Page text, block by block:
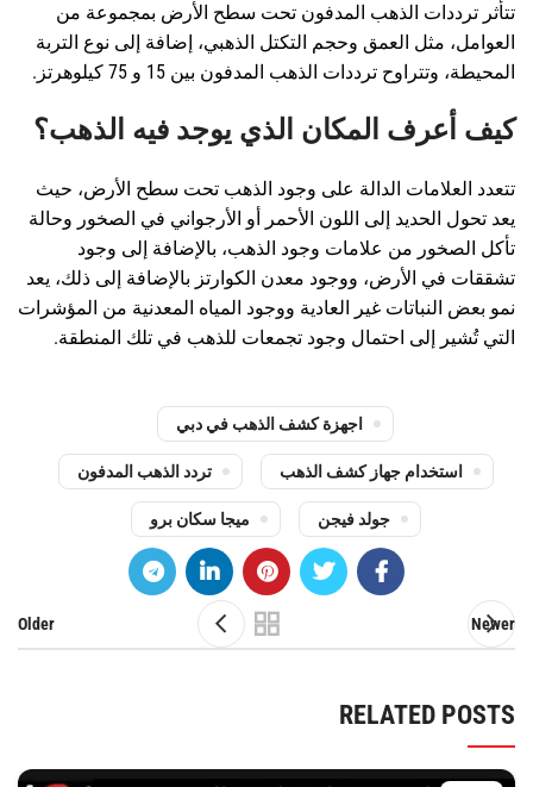
تتأثر ترددات الذهب المدفون تحت سطح الأرض بمجموعة من
العوامل، مثل العمق وحجم التكتل الذهبي، إضافة إلى نوع التربة
المحيطة، وتتراوح ترددات الذهب المدفون بين 15 و 75 كيلوهرتز.
كيف أعرف المكان الذي يوجد فيه الذهب؟
تتعدد العلامات الدالة على وجود الذهب تحت سطح الأرض، حيث
يعد تحول الحديد إلى اللون الأحمر أو الأرجواني في الصخور وحالة
تأكل الصخور من علامات وجود الذهب، بالإضافة إلى وجود
تشققات في الأرض، ووجود معدن الكوارتز بالإضافة إلى ذلك، يعد
نمو بعض النباتات غير العادية ووجود المياه المعدنية من المؤشرات
التي تُشير إلى احتمال وجود تجمعات للذهب في تلك المنطقة.
اجهزة كشف الذهب في دبي
استخدام جهاز كشف الذهب تردد الذهب المدفون
جولد فيجن ميجا سكان برو
Newer
Older
RELATED POSTS